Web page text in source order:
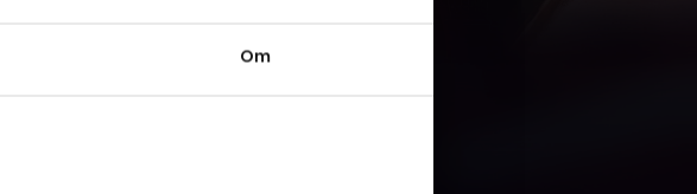
Om